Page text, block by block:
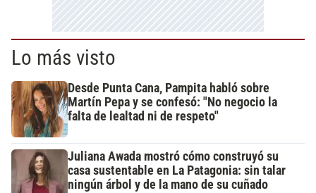
Lo más visto
Desde Punta Cana, Pampita habló sobre
Martín Pepa y se confesó: "No negocio la
falta de lealtad ni de respeto"
Juliana Awada mostró cómo construyó su
casa sustentable en La Patagonia: sin talar
ningún árbol y de la mano de su cuñado